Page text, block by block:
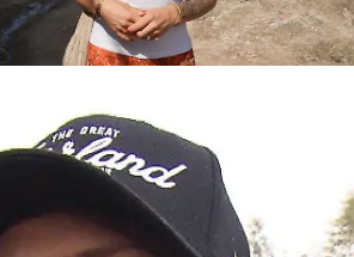
nicht mehr“ – Levke
um ihre Scheidung